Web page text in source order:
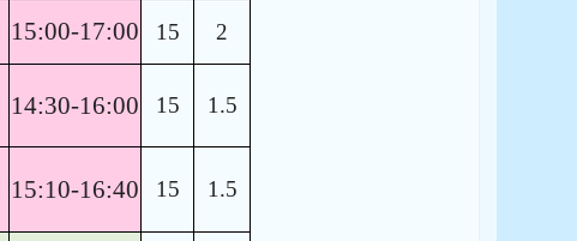
15:00-17:00 15 2
14:30-16:00 15 1.5
15:10-16:40 15 1.5